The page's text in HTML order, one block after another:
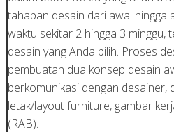
tahapan desain dari awal hingga
waktu sekitar 2 hingga 3 minggu,
desain yang Anda pilih. Proses
pembuatan dua konsep desain
berkomunikasi dengan desainer,
letak/layout furniture, gambar
(RAB).